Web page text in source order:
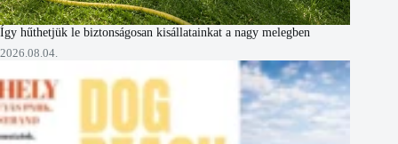
Így hűthetjük le biztonságosan kisállatainkat a nagy melegben
2026.08.04.